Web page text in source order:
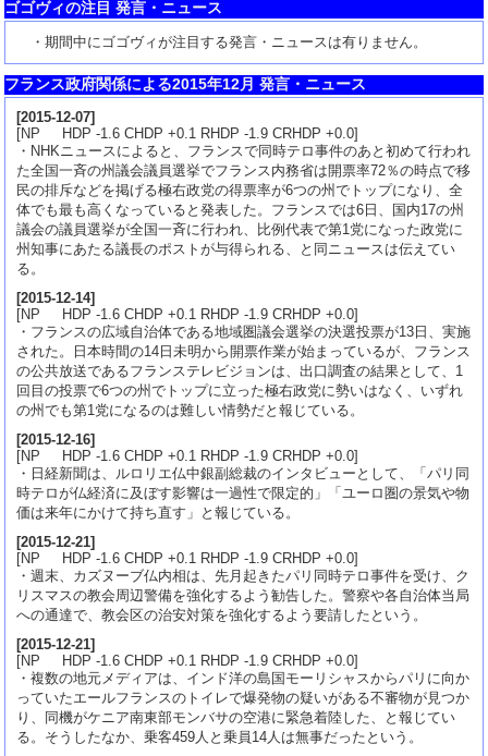
ゴゴヴィの注目 発言・ニュース
・期間中にゴゴヴィが注目する発言・ニュースは有りません。
フランス政府関係による2015年12月 発言・ニュース
[2015-12-07]
[NP HDP -1.6 CHDP +0.1 RHDP -1.9 CRHDP +0.0]
・NHKニュースによると、フランスで同時テロ事件のあと初めて行われ
た全国一斉の州議会議員選挙でフランス内務省は開票率72％の時点で移
民の排斥などを掲げる極右政党の得票率が6つの州でトップになり、全
体でも最も高くなっていると発表した。フランスでは6日、国内17の州
議会の議員選挙が全国一斉に行われ、比例代表で第1党になった政党に
州知事にあたる議長のポストが与得られる、と同ニュースは伝えてい
る。
[2015-12-14]
[NP HDP -1.6 CHDP +0.1 RHDP -1.9 CRHDP +0.0]
・フランスの広域自治体である地域圏議会選挙の決選投票が13日、実施
された。日本時間の14日未明から開票作業が始まっているが、フランス
の公共放送であるフランステレビジョンは、出口調査の結果として、1
回目の投票で6つの州でトップに立った極右政党に勢いはなく、いずれ
の州でも第1党になるのは難しい情勢だと報じている。
[2015-12-16]
[NP HDP -1.6 CHDP +0.1 RHDP -1.9 CRHDP +0.0]
・日経新聞は、ルロリエ仏中銀副総裁のインタビューとして、「パリ同
時テロが仏経済に及ぼす影響は一過性で限定的」「ユーロ圏の景気や物
価は来年にかけて持ち直す」と報じている。
[2015-12-21]
[NP HDP -1.6 CHDP +0.1 RHDP -1.9 CRHDP +0.0]
・週末、カズヌーブ仏内相は、先月起きたパリ同時テロ事件を受け、ク
リスマスの教会周辺警備を強化するよう勧告した。警察や各自治体当局
への通達で、教会区の治安対策を強化するよう要請したという。
[2015-12-21]
[NP HDP -1.6 CHDP +0.1 RHDP -1.9 CRHDP +0.0]
・複数の地元メディアは、インド洋の島国モーリシャスからパリに向か
っていたエールフランスのトイレで爆発物の疑いがある不審物が見つか
り、同機がケニア南東部モンバサの空港に緊急着陸した、と報じてい
る。そうしたなか、乗客459人と乗員14人は無事だったという。